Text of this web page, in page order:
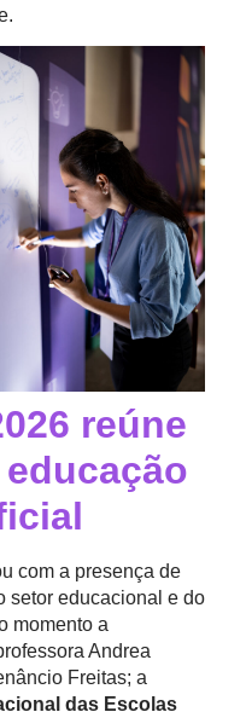
reúne
com a presença de
setor educacional e do
momento a
Andrea
Freitas; a
das Escolas